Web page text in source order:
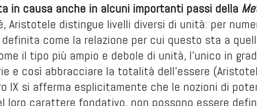
in causa anche in alcuni importanti passi della
Aristotele distingue livelli diversi di unità: per
definita come la relazione per cui questo sta a
il tipo più ampio e debole di unità, l’unico in
e così abbracciare la totalità dell’essere
IX si afferma esplicitamente che le nozioni di
loro carattere fondativo, non possono essere